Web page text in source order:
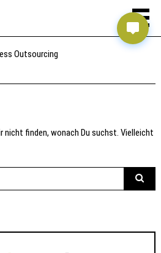
Outsourcing
nicht finden, wonach Du suchst. Vielleicht